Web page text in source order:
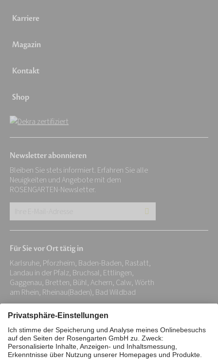
Karriere
Magazin
Kontakt
Shop
Newsletter abonnieren
Bleiben Sie stets informiert. Erfahren Sie alle
Neuigkeiten und Angebote mit dem
ROSENGARTEN-Newsletter.
Adresse:
*
Für Sie vor Ort tätig in
Karlsruhe, Pforzheim, Baden-Baden, Rastatt,
Landau in der Pfalz, Bruchsal, Ettlingen,
Gaggenau, Bretten, Bühl, Achern, Calw, Wörth
am Rhein, Rheinau(Baden), Bad Wildbad
Impressum Datenschutz
Stiftung
Interne Meldestelle
Zahlungsmittel